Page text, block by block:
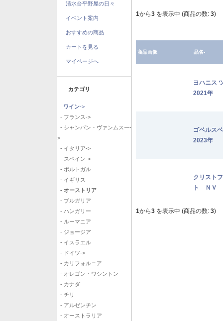
清水台平野屋の日々
イベント案内
おすすめの商品
カートを見る
マイページへ
カテゴリ
ワイン->
- フランス->
- シャンパン・ヴァンムスー-
>
- イタリア->
- スペイン->
- ポルトガル
- イギリス
- オーストリア
- ブルガリア
- ハンガリー
- ルーマニア
- ジョージア
- イスラエル
- ドイツ->
- カリフォルニア
- オレゴン・ワシントン
- カナダ
- チリ
- アルゼンチン
- オーストラリア
1から3 を表示中 (商品の数: 3)
商品画像 品名-
ヨハニス
2021年
ゴベルス
2023年
クリスト
ト ＮＶ
1から3 を表示中 (商品の数: 3)